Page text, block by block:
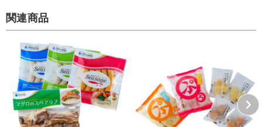
関連商品